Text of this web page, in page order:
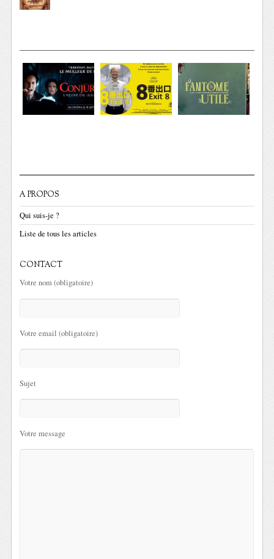
A PROPOS
Qui suis-je ?
Liste de tous les articles
CONTACT
Votre nom (obligatoire)
Votre email (obligatoire)
Sujet
Votre message